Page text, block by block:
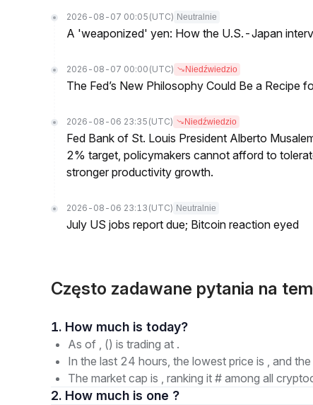
2026-08-07 00:05 (UTC) Neutralnie
A 'weaponized' yen: How the U.S.-Japan
2026-08-07 00:00 (UTC) Niedźwiedzio
The Fed’s New Philosophy Could Be a Recipe
2026-08-06 23:35 (UTC) Niedźwiedzio
Fed Bank of St. Louis President Alberto
2% target, policymakers cannot afford to
stronger productivity growth.
2026-08-06 23:13 (UTC) Neutralnie
July US jobs report due; Bitcoin reaction eyed
Często zadawane pytania na
1. How much is today?
As of , () is trading at .
In the last 24 hours, the lowest price is , and
The market cap is , ranking it # among all
2. How much is one ?